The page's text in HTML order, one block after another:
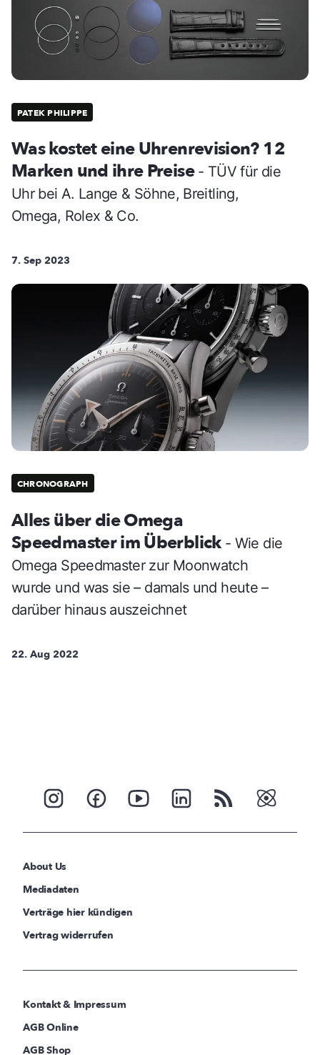
PATEK PHILIPPE
Was kostet eine Uhrenrevision? 12
Marken und ihre Preise - TÜV für die
Uhr bei A. Lange & Söhne, Breitling,
Omega, Rolex & Co.
7. Sep 2023
CHRONOGRAPH
Alles über die Omega
Speedmaster im Überblick - Wie die
Omega Speedmaster zur Moonwatch
wurde und was sie – damals und heute –
darüber hinaus auszeichnet
22. Aug 2022
About Us
Mediadaten
Verträge hier kündigen
Vertrag widerrufen
Kontakt & Impressum
AGB Online
AGB Shop